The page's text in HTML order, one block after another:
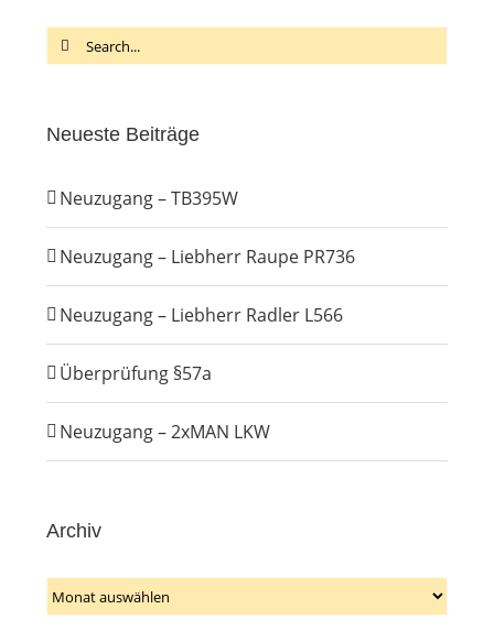
Search
Neueste Beiträge
Neuzugang – TB395W
Neuzugang – Liebherr Raupe PR736
Neuzugang – Liebherr Radler L566
Überprüfung §57a
Neuzugang – 2xMAN LKW
Archiv
Archiv